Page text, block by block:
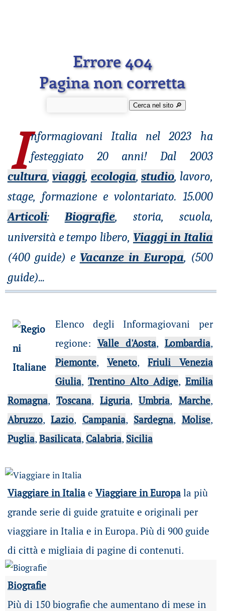
Errore 404
Pagina non corretta
Cerca nel sito 🔎︎
I nformagiovaniItalia nel 2023 ha
festeggiato 20 anni! Dal 2003
cultura,viaggi, ecologia,studio, lavoro,
stage, formazione e volontariato. 15.000
Articoli: Biografie, storia, scuola,
università e tempo libero, Viaggi in Italia
(400 guide) e Vacanze in Europa, (500
guide)...
Elenco degli Informagiovani per
regione: Valle d'Aosta, Lombardia,
Piemonte, Veneto,Friuli Venezia
Giulia,Trentino Alto Adige, Emilia
Romagna, Toscana,Liguria,Umbria, Marche,
Abruzzo,Lazio, Campania, Sardegna, Molise,
Puglia, Basilicata, Calabria, Sicilia
Viaggiare in Italiae Viaggiare in Europala più
grande serie di guide gratuite e originali per
viaggiare in Italia e in Europa. Più di 900 guide
di città e migliaia di pagine di contenuti.
Biografie
Più di 150 biografie che aumentano di mese in